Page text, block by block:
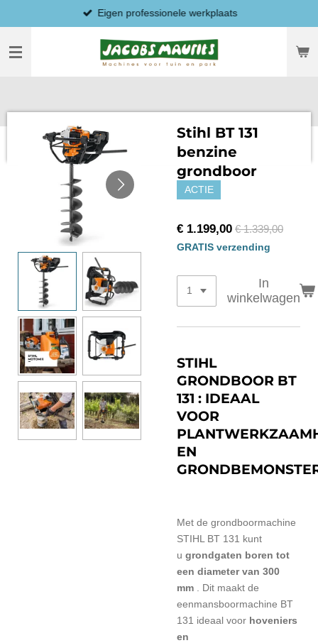
direct
naar
hoofdinhoud
Eigen professionele werkplaats
Stihl BT 131
benzine
grondboor
ACTIE
€ 1.199,00 € 1.339,00
GRATIS verzending
In
winkelwagen
STIHL
GRONDBOOR BT
131 : IDEAAL
VOOR
EN
Met de grondboormachine
STIHL BT 131 kunt
u grondgaten boren tot
een diameter van 300
mm
. Dit maakt de
eenmansboormachine BT
131 ideaal voor hoveniers
en